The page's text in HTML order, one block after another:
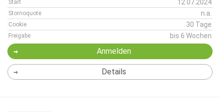
Start 12.07.2024
Stornoquote n.a.
Cookie 30 Tage
Freigabe bis 6 Wochen
Anmelden
Details